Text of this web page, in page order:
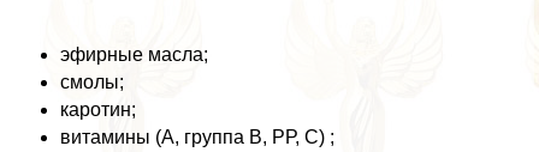
эфирные масла;
смолы;
каротин;
витамины (А, группа В, РР, С) ;